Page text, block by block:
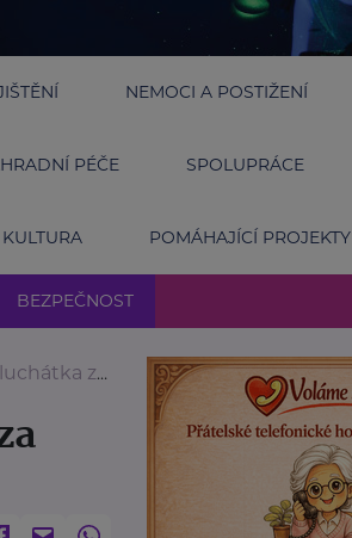
NEMOCI A POSTIŽENÍ
PÉČE SPOLUPRÁCE
KULTURA POMÁHAJÍCÍ PROJEKTY
BEZPEČNOST
kole ohrožují